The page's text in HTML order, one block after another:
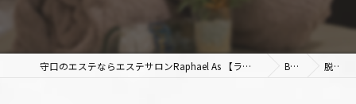
守口のエステならエステサロンRaphael As 【ラファエルアズ】 Blog 脱毛